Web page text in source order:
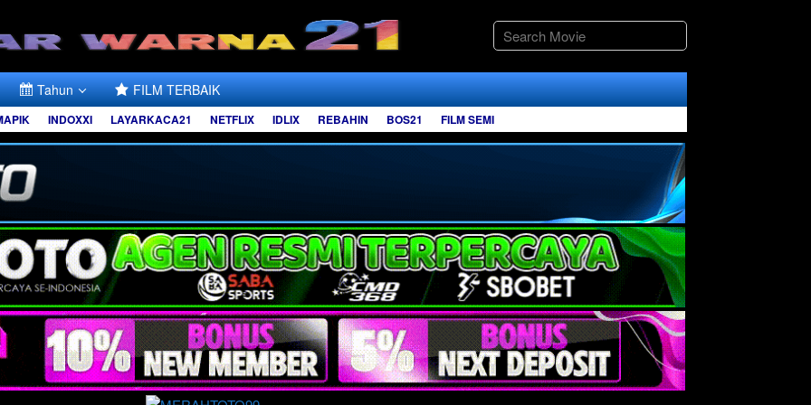
Tahun FILM TERBAIK
INDOXXI LAYARKACA21 NETFLIX IDLIX REBAHIN BOS21 FILM SEMI